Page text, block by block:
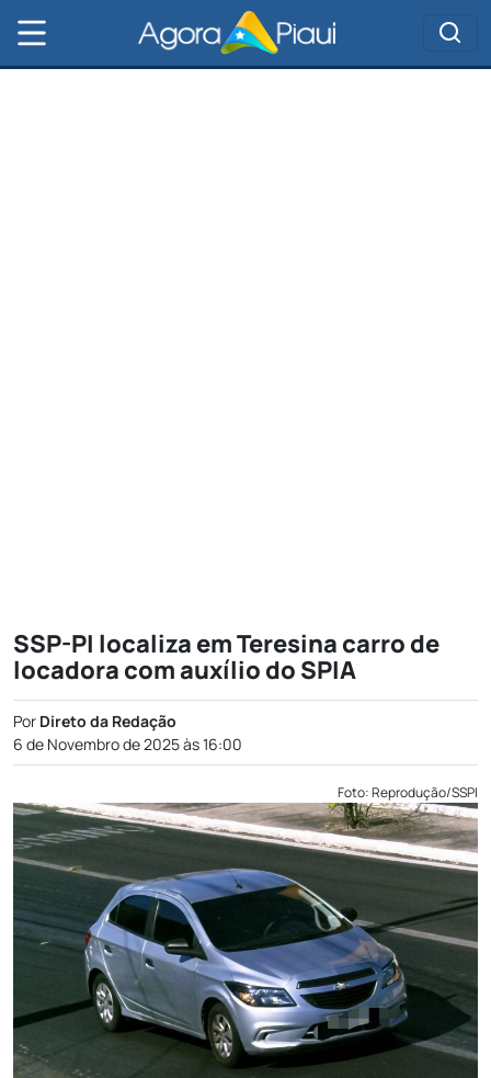
SSP-PI localiza em Teresina carro de
locadora com auxílio do SPIA
Por Direto da Redação
6 de Novembro de 2025 às 16:00
Foto: Reprodução/SSPI